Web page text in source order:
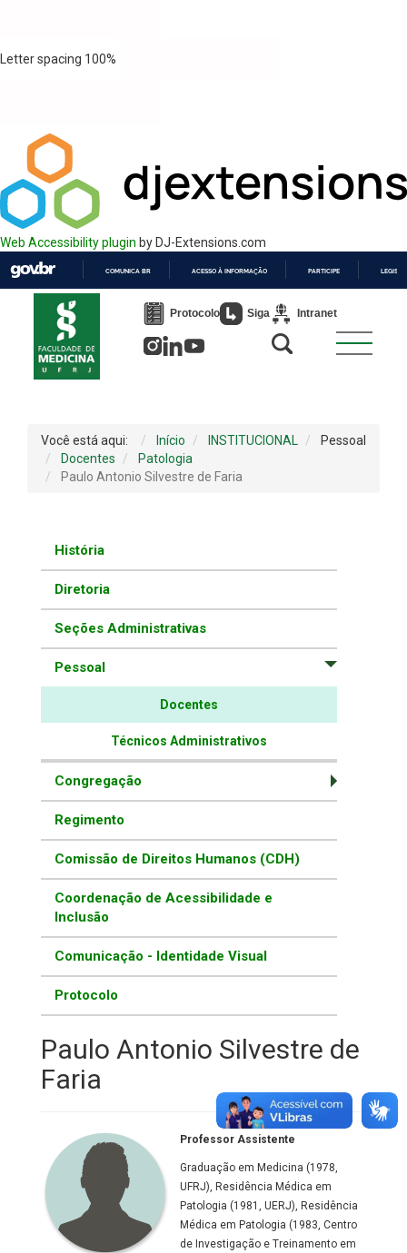
Letter spacing 100%
Web Accessibility plugin by DJ-Extensions.com
PARA
COMUNICA BR ACESSO À INFORMAÇÃO PARTICIPE
Protocolo Siga Intranet
Você está aqui: Início INSTITUCIONAL
Pessoal
Docentes
Patologia
Paulo Antonio Silvestre de Faria
História
Diretoria
Seções Administrativas
Pessoal
Docentes
Técnicos Administrativos
Congregação
Regimento
Comissão de Direitos Humanos (CDH)
Coordenação de Acessibilidade e
Inclusão
Comunicação - Identidade Visual
Protocolo
Paulo Antonio Silvestre de
Faria
Professor Assistente
Graduação em Medicina (1978,
UFRJ), Residência Médica em
Patologia (1981, UERJ), Residência
Médica em Patologia (1983, Centro
de Investigação e Treinamento em